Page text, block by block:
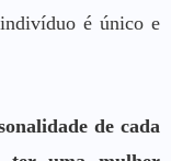
é único e
de cada